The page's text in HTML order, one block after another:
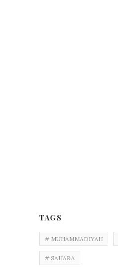
TAGS
# MUHAMMADIYAH
# SAHARA